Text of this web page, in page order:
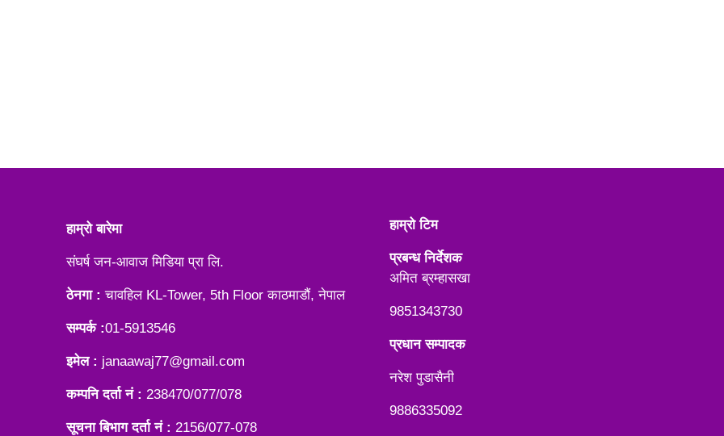
हाम्रो बारेमा
संघर्ष जन-आवाज मिडिया प्रा लि.
ठेनगा : चावहिल KL-Tower, 5th Floor काठमाडौं, नेपाल
सम्पर्क :01-5913546
इमेल : janaawaj77@gmail.com
कम्पनि दर्ता नं : 238470/077/078
सूचना बिभाग दर्ता नं : 2156/077-078
हाम्रो टिम
प्रबन्ध निर्देशक
अमित ब्रम्हासखा
9851343730
प्रधान सम्पादक
नरेश पुडासैनी
9886335092